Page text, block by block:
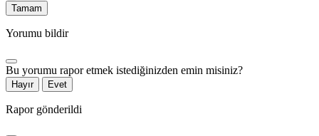
Tamam
Yorumu bildir
Bu yorumu rapor etmek istediğinizden emin misiniz?
Hayır Evet
Rapor gönderildi